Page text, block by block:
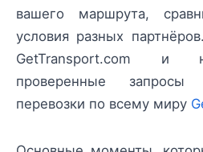
вашего маршрута,
условия разных
GetTransport.com и
проверенные запросы
перевозки по всему миру